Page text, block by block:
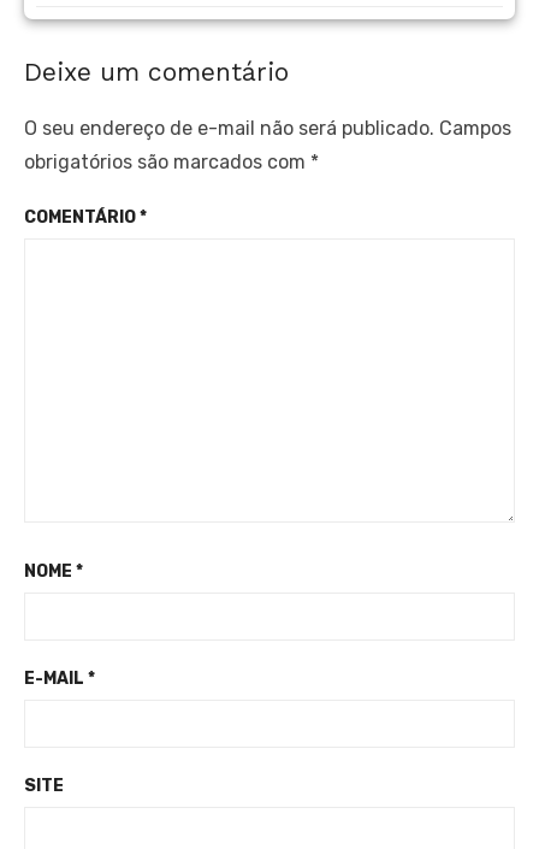
Deixe um comentário
O seu endereço de e-mail não será publicado. Campos
obrigatórios são marcados com *
COMENTÁRIO*
NOME *
E-MAIL *
SITE